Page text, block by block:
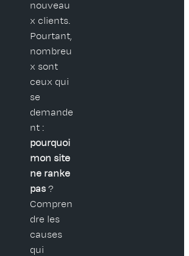
nouveau
x clients.
Pourtant,
nombreu
x sont
ceux qui
se
demande
nt :
pourquoi
mon site
ne ranke
pas ?
Compren
dre les
causes
qui